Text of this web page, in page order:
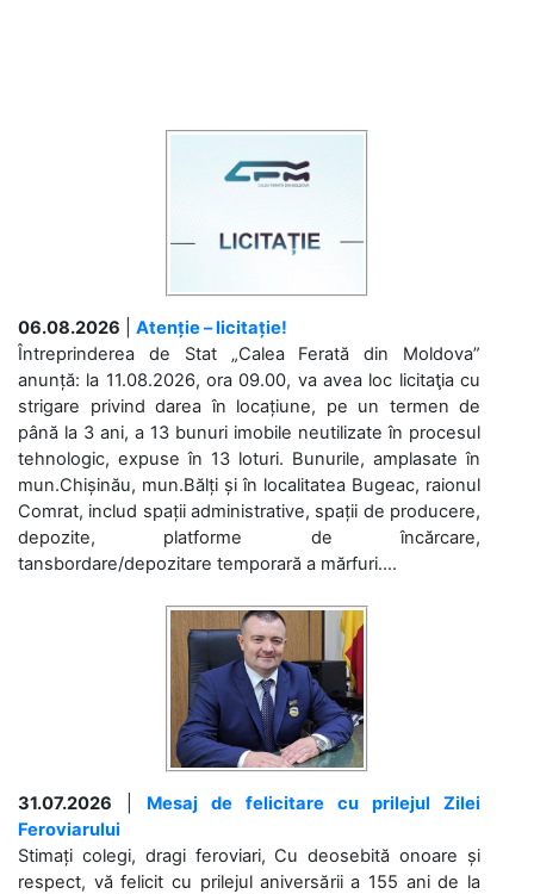
06.08.2026
Atenție – licitație!
Întreprinderea de Stat „Calea Ferată din Moldova”
anunță: la 11.08.2026, ora 09.00, va avea loc licitaţia cu
strigare privind darea în locațiune, pe un termen de
până la 3 ani, a 13 bunuri imobile neutilizate în procesul
tehnologic, expuse în 13 loturi. Bunurile, amplasate în
mun.Chișinău, mun.Bălți și în localitatea Bugeac, raionul
Comrat, includ spații administrative, spații de producere,
depozite, platforme de încărcare,
tansbordare/depozitare temporară a mărfuri....
31.07.2026
Mesaj de felicitare cu prilejul Zilei
Feroviarului
Stimați colegi, dragi feroviari, Cu deosebită onoare și
respect, vă felicit cu prilejul aniversării a 155 ani de la